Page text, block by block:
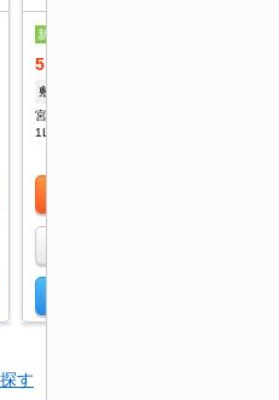
新築
5.9
敷
宮崎駅 徒歩15分
1LDK/35.19㎡
す